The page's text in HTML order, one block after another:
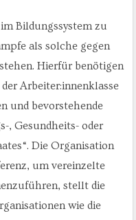
Bildungssystem zu
als solche gegen
Hierfür benötigen
Arbeiter:innenklasse
und bevorstehende
, Gesundheits- oder
Die Organisation
um vereinzelte
stellt die
wie die